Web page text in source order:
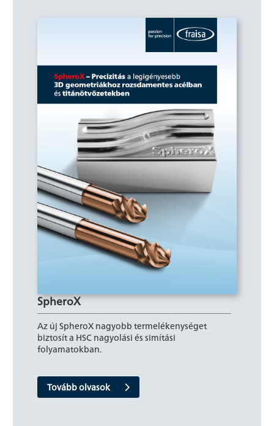
SpheroX
Az új SpheroX nagyobb termelékenységet
biztosít a HSC nagyolási és simítási
folyamatokban.
Tovább olvasok